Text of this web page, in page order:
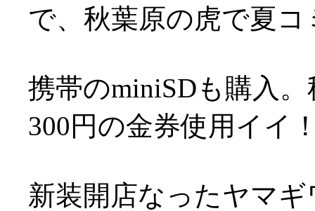
で、秋葉原の虎で夏
携帯のminiSDも購入
300円の金券使用イイ
新装開店なったヤマ